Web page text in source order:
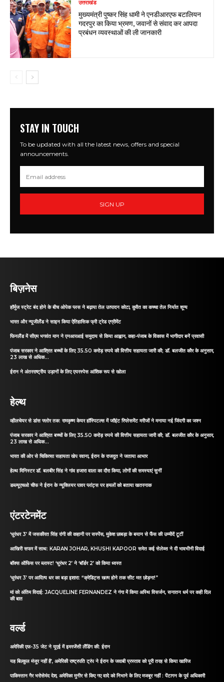
उत्तराखंड
मुख्यमंत्री पुष्कर सिंह धामी ने एनडीआरएफ बटालियन
गदरपुर का किया भ्रमण, जवानों से संवाद कर आपदा
प्रबंधन व्यवस्थाओं की ली जानकारी
STAY IN TOUCH
To be updated with all the latest news, offers and special
announcements.
SIGN UP
बिज़नेस
हॉर्मुज स्ट्रेट बंद होने के बीच ओपेक प्लस ने बढ़ाया तेल उत्पादन कोटा, कुवैत का कच्चा तेल निर्यात शून्य
भारत और न्यूजीलैंड ने साइन किया ऐतिहासिक फ्री ट्रेड एग्रीमेंट
फिनलैंड में सीएम भगवंत मान ने एनआरआई समुदाय से किया आह्वान, कहा-पंजाब के विकास में भागीदार बनें प्रवासी
पंजाब सरकार ने आश्रित बच्चों के लिए 35.50 करोड़ रुपये की वित्तीय सहायता जारी की; डॉ. बलजीत कौर के अनुसार,
23 लाख से अधिक...
ईरान ने अंतरराष्ट्रीय उड़ानों के लिए एयरस्पेस आंशिक रूप से खोला
हेल्थ
व्हीलचेयर से डांस फ्लोर तक: रामकृष्ण केयर हॉस्पिटल्स में जॉइंट रिप्लेसमेंट मरीजों ने मनाया नई जिंदगी का जश्न
पंजाब सरकार ने आश्रित बच्चों के लिए 35.50 करोड़ रुपये की वित्तीय सहायता जारी की; डॉ. बलजीत कौर के अनुसार,
23 लाख से अधिक...
भारत की ओर से चिकित्सा सहायता खेप रवाना, ईरान के राजदूत ने जताया आभार
हेल्थ मिनिस्टर डॉ. बलबीर सिंह ने गांव हजारा वाला का दौरा किया, लोगों की समस्याएं सुनीं
डब्ल्यूएचओ चीफ ने ईरान के न्यूक्लियर पावर प्लांट्स पर हमलों को बताया खतरनाक
एंटरटेनमेंट
‘धुरंधर 3’ में जसकीरत सिंह रांगी की कहानी पर सस्पेंस, मुकेश छाबड़ा के बयान से फैंस की उम्मीदें टूटीं
आखिरी सफर में साथ: KARAN JOHAR, KHUSHI KAPOOR समेत कई सेलेब्स ने दी भावभीनी विदाई
बॉक्स ऑफिस पर ब्लास्ट! ‘धुरंधर 2’ ने ‘बॉर्डर 2’ को किया ध्वस्त
‘धुरंधर 3’ पर आदित्य धर का बड़ा इशारा: “क्रेडिट्स खत्म होने तक सीट मत छोड़ना!”
मां को अंतिम विदाई: JACQUELINE FERNANDEZ ने गंगा में किया अस्थि विसर्जन, सनातन धर्म पर कही दिल
की बात
वर्ल्ड
अमेरिकी एफ-35 जेट ने यूएई में इमरजेंसी लैंडिंग की: ईरान
यह बिल्कुल मंजूर नहीं है’, अमेरिकी राष्ट्रपति ट्रंप ने ईरान के जवाबी प्रस्ताव को पूरी तरह से किया खारिज
पाकिस्तान गैर भरोसेमंद देश, अमेरिका मुनीर से किए गए वादे को निभाने के लिए मजबूर नहीं : पेंटागन के पूर्व अधिकारी